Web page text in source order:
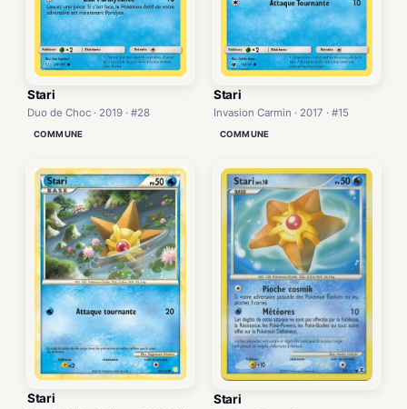
Stari
Duo de Choc · 2019 · #28
COMMUNE
Stari
Invasion Carmin · 2017 · #15
COMMUNE
Stari Stari